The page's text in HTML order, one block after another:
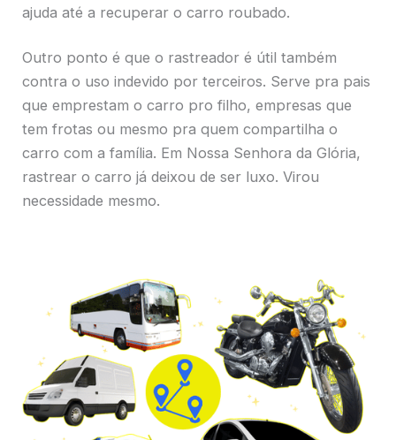
ajuda até a recuperar o carro roubado.
Outro ponto é que o rastreador é útil também
contra o uso indevido por terceiros. Serve pra pais
que emprestam o carro pro filho, empresas que
tem frotas ou mesmo pra quem compartilha o
carro com a família. Em Nossa Senhora da Glória,
rastrear o carro já deixou de ser luxo. Virou
necessidade mesmo.